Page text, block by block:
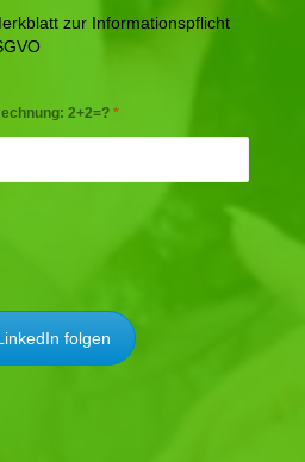
zur Informationspflicht
2+2=? *
folgen